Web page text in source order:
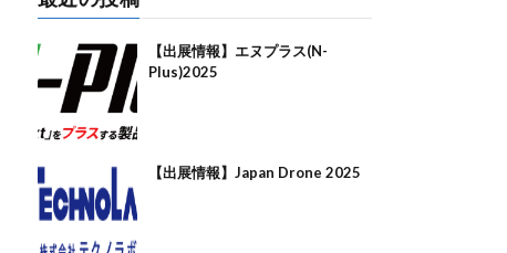
【出展情報】エヌプラス(N-
Plus)2025
【出展情報】Japan Drone 2025